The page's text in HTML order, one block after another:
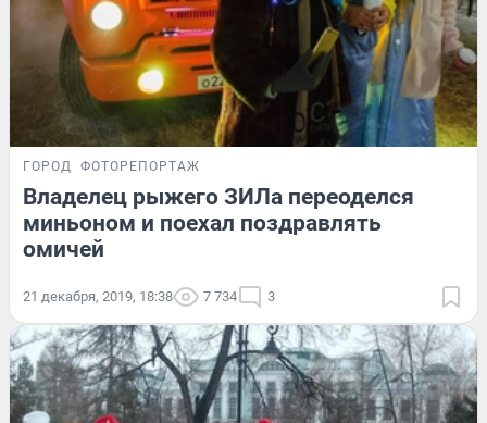
ГОРОД ФОТОРЕПОРТАЖ
Владелец рыжего ЗИЛа переоделся
миньоном и поехал поздравлять
омичей
21 декабря, 2019, 18:38 7 734 3